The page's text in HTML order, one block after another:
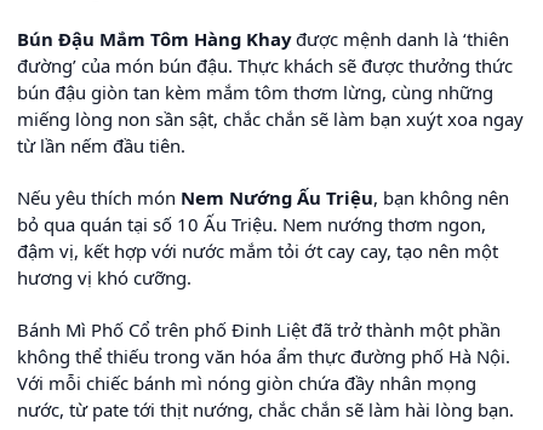
Bún Đậu Mắm Tôm Hàng Khayđược mệnh danh là ‘thiên
đường’ của món bún đậu. Thực khách sẽ được thưởng thức
bún đậu giòn tan kèm mắm tôm thơm lừng, cùng những
miếng lòng non sần sật, chắc chắn sẽ làm bạn xuýt xoa ngay
từ lần nếm đầu tiên.
Nếu yêu thích món Nem Nướng Ấu Triệu, bạn không nên
bỏ qua quán tại số 10 Ấu Triệu. Nem nướng thơm ngon,
đậm vị, kết hợp với nước mắm tỏi ớt cay cay, tạo nên một
hương vị khó cưỡng.
Bánh Mì Phố Cổ trên phố Đinh Liệt đã trở thành một phần
không thể thiếu trong văn hóa ẩm thực đường phố Hà Nội.
Với mỗi chiếc bánh mì nóng giòn chứa đầy nhân mọng
nước, từ pate tới thịt nướng, chắc chắn sẽ làm hài lòng bạn.